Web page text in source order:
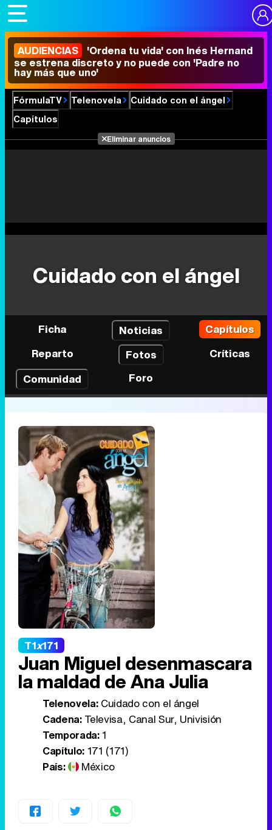
AUDIENCIAS 'Ordena tu vida' con Inés Hernand
se estrena discreto y no puede con 'Padre no
hay más que uno'
FórmulaTV Telenovela
Cuidado con el ángel
Capítulos
Eliminar anuncios
Cuidado con el ángel
Ficha Noticias
Capítulos
Reparto
Fotos
Críticas
Comunidad
Foro
T1x171
Juan Miguel desenmascara
la maldad de Ana Julia
Telenovela:Cuidado con el ángel
Cadena:Televisa, Canal Sur, Univisión
Temporada:1
Capítulo:171 (171)
País:
México